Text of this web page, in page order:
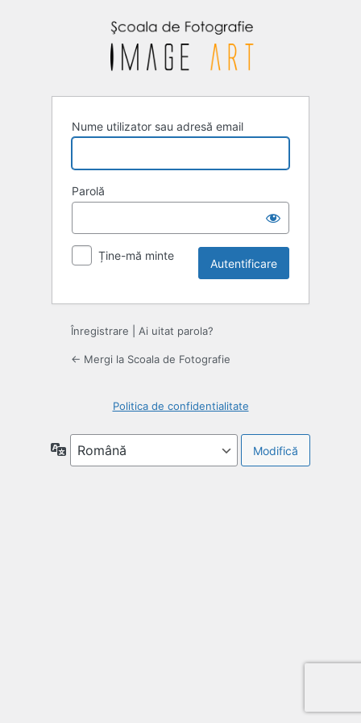
Nume utilizator sau adresă email
Parolă
Ține-mă minte
Înregistrare Ai uitat parola?
← Mergi la Scoala de Fotografie
Politica de confidentialitate
Limbă